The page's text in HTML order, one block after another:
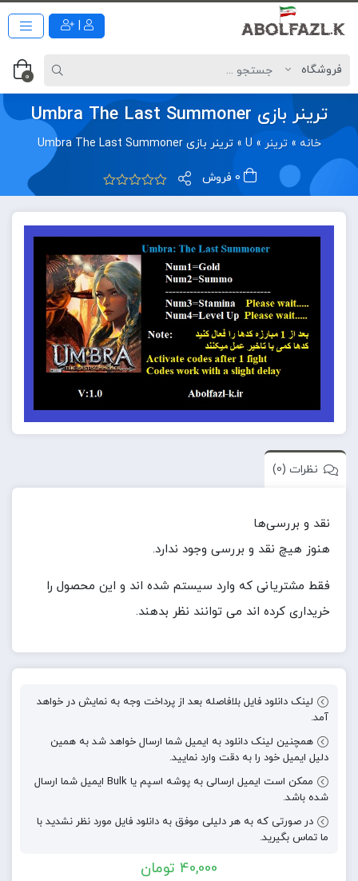
0
ترینر بازی Umbra The Last Summoner
خانه »ترینر »
U
»ترینر بازی Umbra The Last Summoner
نظرات (0)
نقد و بررسی‌ها
هنوز هیچ نقد و بررسی وجود ندارد.
فقط مشتریانی که وارد سیستم شده اند و این محصول را
خریداری کرده اند می توانند نظر بدهند.
لینک دانلود فایل بلافاصله بعد از پرداخت وجه به نمایش در خواهد
آمد.
همچنین لینک دانلود به ایمیل شما ارسال خواهد شد به همین
دلیل ایمیل خود را به دقت وارد نمایید.
ممکن است ایمیل ارسالی به پوشه اسپم یا Bulk ایمیل شما ارسال
شده باشد.
در صورتی که به هر دلیلی موفق به دانلود فایل مورد نظر نشدید با
ما تماس بگیرید.
40,000 تومان